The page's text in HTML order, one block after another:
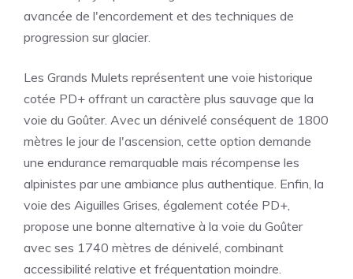
avancée de l'encordement et des techniques de
progression sur glacier.
Les Grands Mulets représentent une voie historique
cotée PD+ offrant un caractère plus sauvage que la
voie du Goûter. Avec un dénivelé conséquent de 1800
mètres le jour de l'ascension, cette option demande
une endurance remarquable mais récompense les
alpinistes par une ambiance plus authentique. Enfin, la
voie des Aiguilles Grises, également cotée PD+,
propose une bonne alternative à la voie du Goûter
avec ses 1740 mètres de dénivelé, combinant
accessibilité relative et fréquentation moindre.